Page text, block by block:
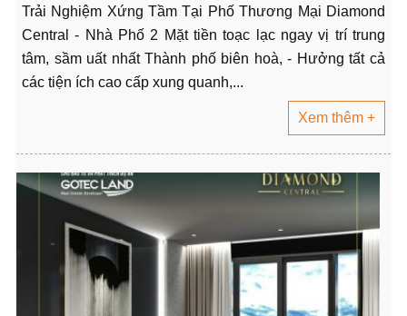
Trải Nghiệm Xứng Tầm Tại Phố Thương Mại Diamond
Central - Nhà Phố 2 Mặt tiền toạc lạc ngay vị trí trung
tâm, sầm uất nhất Thành phố biên hoà, - Hưởng tất cả
các tiện ích cao cấp xung quanh,...
Xem thêm +